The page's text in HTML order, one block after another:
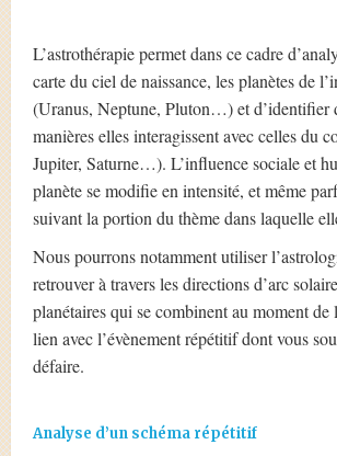
L’astrothérapie permet dans ce cadre
carte du ciel de naissance, les planètes de
(Uranus, Neptune, Pluton…) et d’identifier
manières elles interagissent avec celles du
Jupiter, Saturne…). L’influence sociale et
planète se modifie en intensité, et même
suivant la portion du thème dans laquelle
Nous pourrons notamment utiliser
retrouver à travers les directions d’arc
planétaires qui se combinent au moment de
lien avec l’évènement répétitif dont vous
défaire.
Analyse d’un schéma répétitif